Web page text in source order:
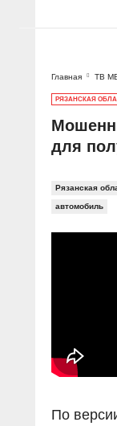
Главная ТВ
РЯЗАНСКАЯ
для
Рязанская
автомобиль
По